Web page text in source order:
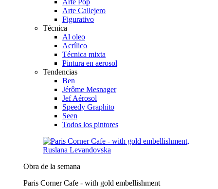
Arte Callejero
Figurativo
Técnica
Al oleo
Acrílico
Técnica mixta
Pintura en aerosol
Tendencias
Ben
Jérôme Mesnager
Jef Aérosol
Speedy Graphito
Seen
Todos los pintores
Obra de la semana
Paris Corner Cafe - with gold embellishment